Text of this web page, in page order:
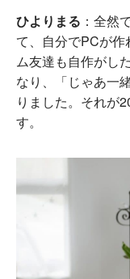
ひよりまる ：全然
て、自分でPCが
ム友達も自作がし
なり、「じゃあ一
りました。それが
す。